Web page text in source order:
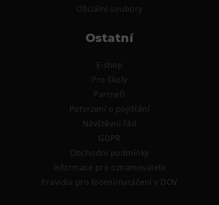
Oficiální soubory
Ostatní
E-shop
Pro školy
Partneři
Potvrzení o pojištění
Návštěvní řád
GDPR
Obchodní podmínky
Informace pro oznamovatele
Pravidla pro focení/natáčení v DOV